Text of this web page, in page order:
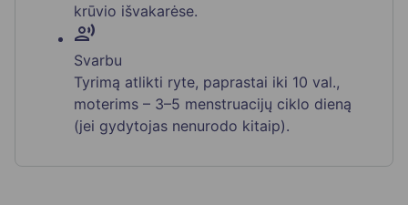
krūvio išvakarėse.
record_voice_over
Svarbu
Tyrimą atlikti ryte, paprastai iki 10 val.,
moterims – 3–5 menstruacijų ciklo dieną
(jei gydytojas nenurodo kitaip).